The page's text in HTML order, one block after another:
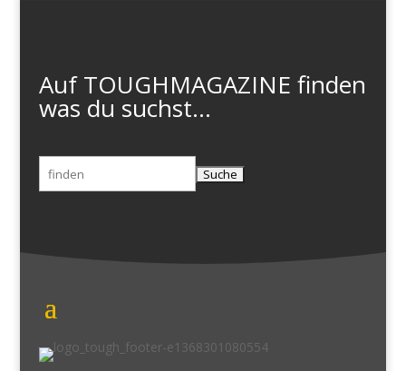
Auf TOUGHMAGAZINE finden
was du suchst...
Suchen
nach: